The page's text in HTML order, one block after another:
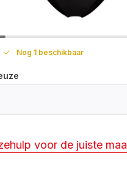
Nog 1 beschikbaar
voor de juiste